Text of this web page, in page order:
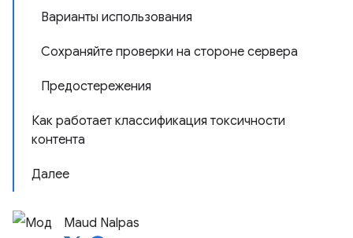
Варианты использования
Сохраняйте проверки на стороне сервера
Предостережения
Как работает классификация токсичности
контента
Далее
Maud Nalpas